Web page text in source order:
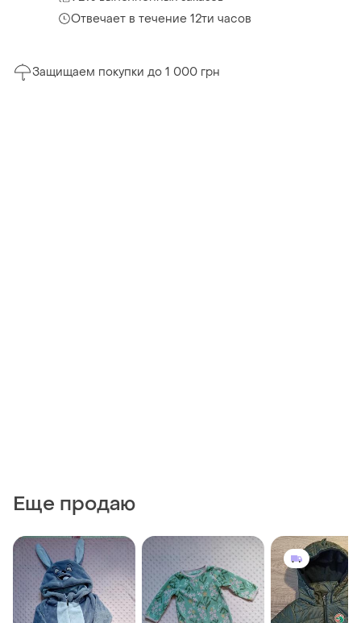
Отвечает в течение 12ти часов
Защищаем покупки до 1 000 грн
Еще продаю